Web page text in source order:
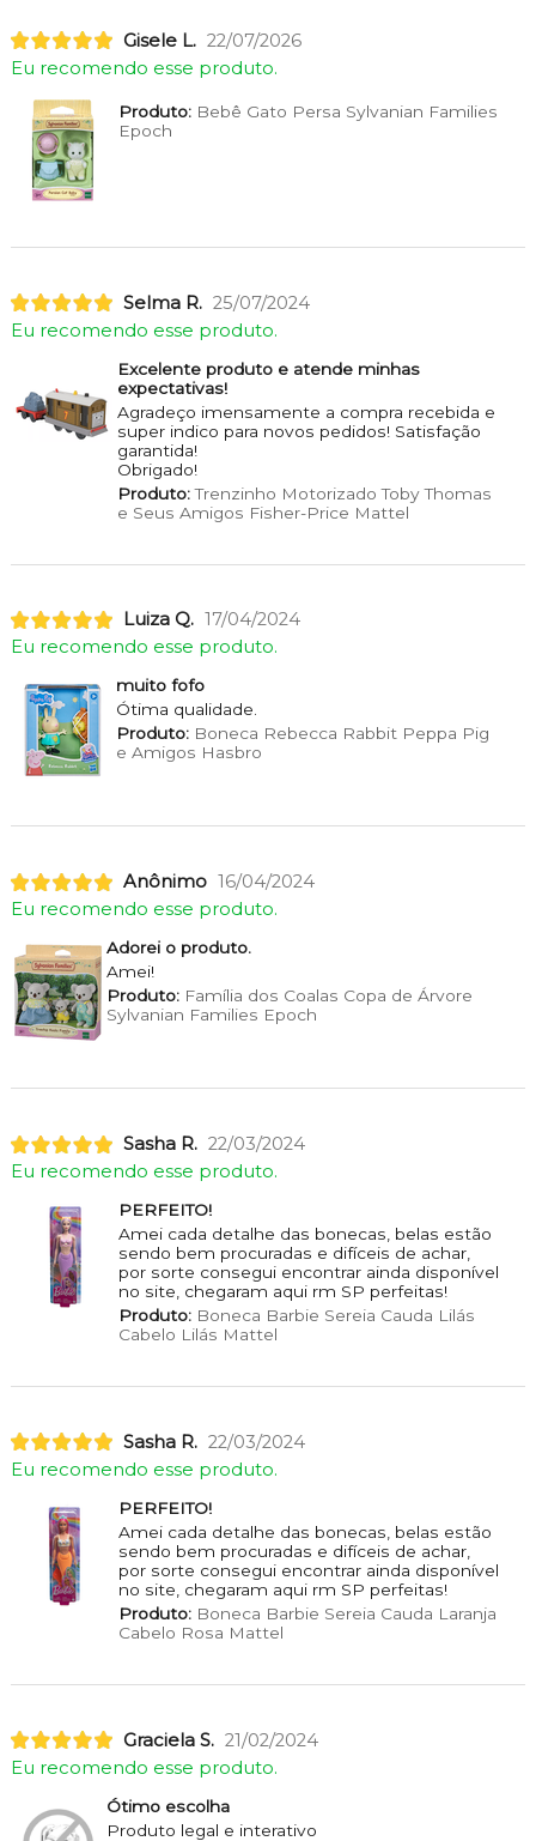
Gisele L. 22/07/2026
Eu recomendo esse produto.
Produto:Bebê Gato Persa Sylvanian Families
Epoch
Selma R. 25/07/2024
Eu recomendo esse produto.
Excelente produto e atende minhas
expectativas!
Agradeço imensamente a compra recebida e
super indico para novos pedidos! Satisfação
garantida!
Obrigado!
Produto:Trenzinho Motorizado Toby Thomas
e Seus Amigos Fisher-Price Mattel
Luiza Q. 17/04/2024
Eu recomendo esse produto.
muito fofo
Ótima qualidade.
Produto:Boneca Rebecca Rabbit Peppa Pig
e Amigos Hasbro
Anônimo 16/04/2024
Eu recomendo esse produto.
Adorei o produto.
Amei!
Produto:Família dos Coalas Copa de Árvore
Sylvanian Families Epoch
Sasha R. 22/03/2024
Eu recomendo esse produto.
PERFEITO!
Amei cada detalhe das bonecas, belas estão
sendo bem procuradas e difíceis de achar,
por sorte consegui encontrar ainda disponível
no site, chegaram aqui rm SP perfeitas!
Produto:Boneca Barbie Sereia Cauda Lilás
Cabelo Lilás Mattel
Sasha R. 22/03/2024
Eu recomendo esse produto.
PERFEITO!
Amei cada detalhe das bonecas, belas estão
sendo bem procuradas e difíceis de achar,
por sorte consegui encontrar ainda disponível
no site, chegaram aqui rm SP perfeitas!
Produto:Boneca Barbie Sereia Cauda Laranja
Cabelo Rosa Mattel
Graciela S. 21/02/2024
Eu recomendo esse produto.
Ótimo escolha
Produto legal e interativo